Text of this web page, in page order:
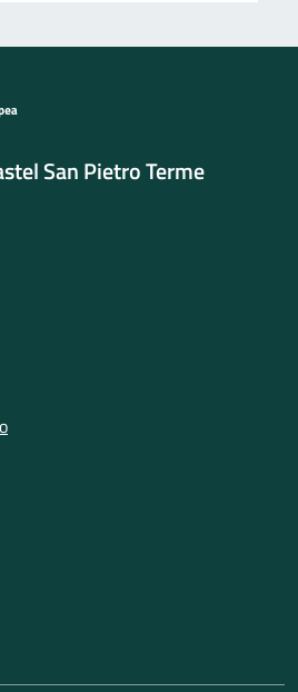
San Pietro Terme